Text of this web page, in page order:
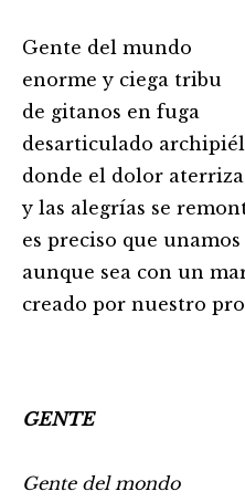
Gente del mundo
enorme y ciega tribu
de gitanos en fuga
desarticulado
donde el dolor aterriza
y las alegrías se
es preciso que
aunque sea con un
creado por nuestro
GENTE
Gente del mondo